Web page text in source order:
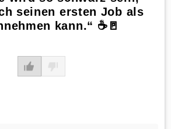
seinen ersten Job als
kann.“ ☕️🚪